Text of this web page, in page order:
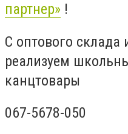
партнер» !
С оптового склада
реализуем
канцтовары
067-5678-050